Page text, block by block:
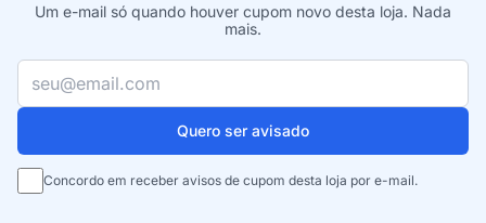
Um e-mail só quando houver cupom novo desta loja. Nada
mais.
Seu e-mail
Quero ser avisado
Concordo em receber avisos de cupom desta loja por e-mail.